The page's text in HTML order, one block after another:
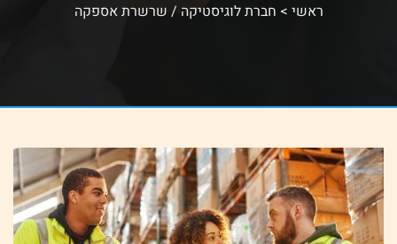
ראשי > חברת לוגיסטיקה / שרשרת אספקה